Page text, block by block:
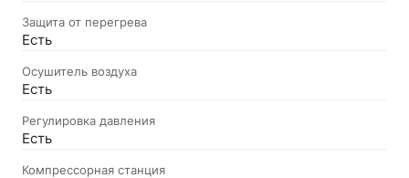
Защита от перегрева
Есть
Осушитель воздуха
Есть
Регулировка давления
Есть
Компрессорная станция